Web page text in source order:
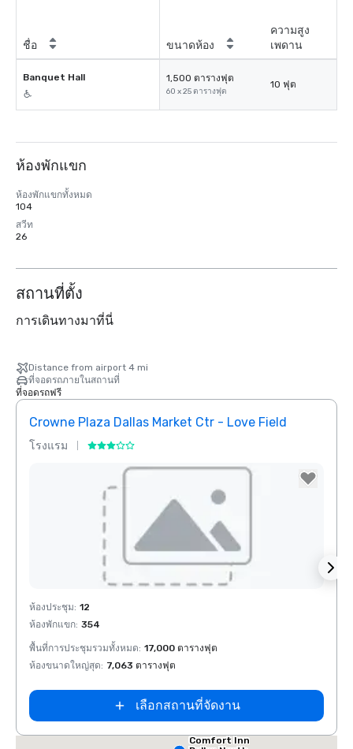
ชื่อ ขนาดห้อง
ความสูง
เพดาน
Banquet Hall 1,500 ตารางฟุต
60 x 25 ตารางฟุต
10 ฟุต
ห้องพักแขก
ห้องพักแขกทั้งหมด
104
สวีท
26
สถานที่ตั้ง
การเดินทางมาที่นี่
Distance from airport 4 mi
ที่จอดรถภายในสถานที่
ที่จอดรถฟรี
Crowne Plaza Dallas Market Ctr - Love Field
โรงแรม
Removed from favorites
ห้องประชุม: 12
ห้องพักแขก: 354
พื้นที่การประชุมรวมทั้งหมด: 17,000 ตารางฟุต
ห้องขนาดใหญ่สุด: 7,063 ตารางฟุต
เลือกสถานที่จัดงาน
Comfort Inn